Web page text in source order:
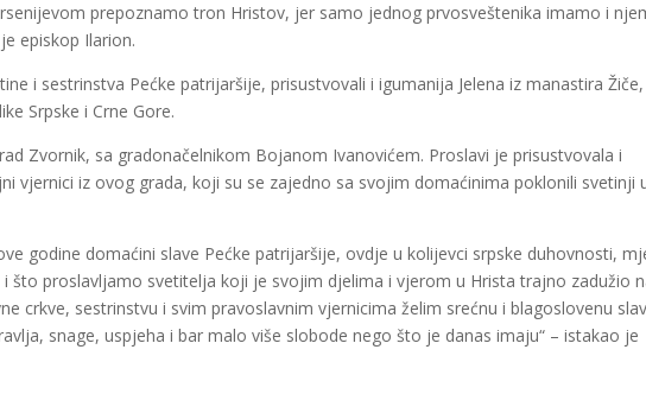
prepoznamo tron Hristov, jer samo jednog prvosveštenika imamo i
episkop Ilarion.
i sestrinstva Pećke patrijaršije, prisustvovali i igumanija Jelena iz manastira Žiče,
Srpske i Crne Gore.
Zvornik, sa gradonačelnikom Bojanom Ivanovićem. Proslavi je prisustvovala i
vjernici iz ovog grada, koji su se zajedno sa svojim domaćinima poklonili svetinji
godine domaćini slave Pećke patrijaršije, ovdje u kolijevci srpske duhovnosti,
što proslavljamo svetitelja koji je svojim djelima i vjerom u Hrista trajno zadužio
crkve, sestrinstvu i svim pravoslavnim vjernicima želim srećnu i blagoslovenu
snage, uspjeha i bar malo više slobode nego što je danas imaju“ – istakao je